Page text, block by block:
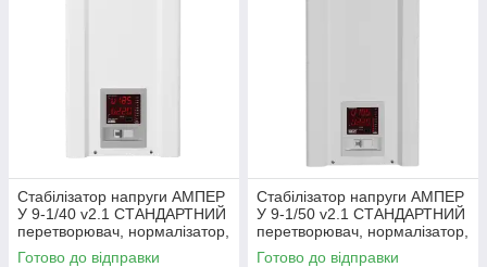
Стабілізатор напруги АМПЕР
У 9-1/40 v2.1 СТАНДАРТНИЙ
перетворювач, нормалізатор,
симісторний, тиристорни
Готово до відправки
Стабілізатор напруги АМПЕР
У 9-1/50 v2.1 СТАНДАРТНИЙ
перетворювач, нормалізатор,
симісторний, тиристорни
Готово до відправки